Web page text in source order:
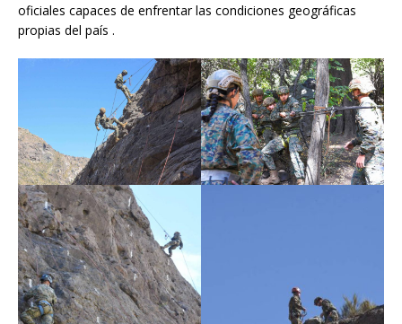
oficiales capaces de enfrentar las condiciones geográficas
propias del país .